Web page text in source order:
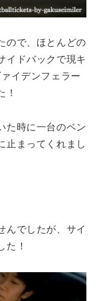
ので、ほとんどの
イドバックで現キ
イデンフェラー
！
た時に一台のベン
止まってくれまし
んでしたが、サイ
た！